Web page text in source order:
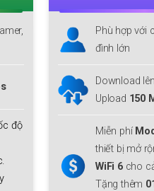
Phù hợp với cá
đình lớn
Download lên tới1
Upload150 Mbps
Miễn phíModem
thiết bị mở rộng
WiFi 6
cho cả gia
Tặng thêm01